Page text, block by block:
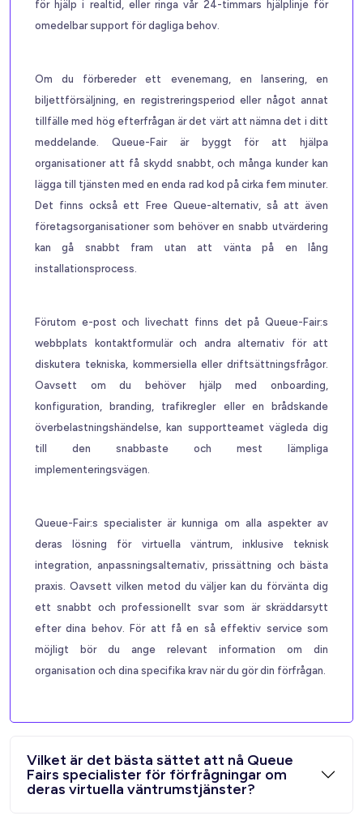
för hjälp i realtid, eller ringa vår 24-timmars hjälplinje för
omedelbar support för dagliga behov.
Om du förbereder ett evenemang, en lansering, en
biljettförsäljning, en registreringsperiod eller något annat
tillfälle med hög efterfrågan är det värt att nämna det i ditt
meddelande. Queue-Fair är byggt för att hjälpa
organisationer att få skydd snabbt, och många kunder kan
lägga till tjänsten med en enda rad kod på cirka fem minuter.
Det finns också ett Free Queue-alternativ, så att även
företagsorganisationer som behöver en snabb utvärdering
kan gå snabbt fram utan att vänta på en lång
installationsprocess.
Förutom e-post och livechatt finns det på Queue-Fair:s
webbplats kontaktformulär och andra alternativ för att
diskutera tekniska, kommersiella eller driftsättningsfrågor.
Oavsett om du behöver hjälp med onboarding,
konfiguration, branding, trafikregler eller en brådskande
överbelastningshändelse, kan supportteamet vägleda dig
till den snabbaste och mest lämpliga
implementeringsvägen.
Queue-Fair:s specialister är kunniga om alla aspekter av
deras lösning för virtuella väntrum, inklusive teknisk
integration, anpassningsalternativ, prissättning och bästa
praxis. Oavsett vilken metod du väljer kan du förvänta dig
ett snabbt och professionellt svar som är skräddarsytt
efter dina behov. För att få en så effektiv service som
möjligt bör du ange relevant information om din
organisation och dina specifika krav när du gör din förfrågan.
Vilket är det bästa sättet att nå Queue
Fairs specialister för förfrågningar om
deras virtuella väntrumstjänster?